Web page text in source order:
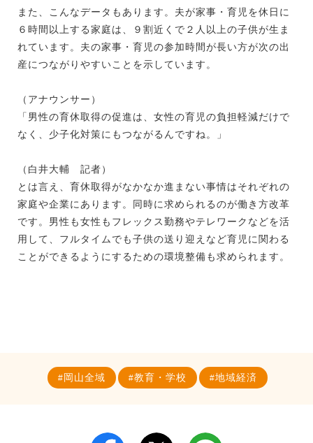
また、こんなデータもあります。夫が家事・育児を休日に
６時間以上する家庭は、９割近くで２人以上の子供が生ま
れています。夫の家事・育児の参加時間が長い方が次の出
産につながりやすいことを示しています。
（アナウンサー）
「男性の育休取得の促進は、女性の育児の負担軽減だけで
なく、少子化対策にもつながるんですね。」
（白井大輔 記者）
とは言え、育休取得がなかなか進まない事情はそれぞれの
家庭や企業にあります。同時に求められるのが働き方改革
です。男性も女性もフレックス勤務やテレワークなどを活
用して、フルタイムでも子供の送り迎えなど育児に関わる
ことができるようにするための環境整備も求められます。
岡山全域 教育・学校 地域経済